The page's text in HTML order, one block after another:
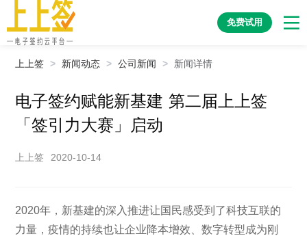
免费试用
上上签 > 新闻动态 > 公司新闻 > 新闻详情
电子签约赋能新基建 第二届上上签
「签引力大赛」启动
上上签 2020-10-14
2020年，新基建的深入推进让国民感受到了科技互联的
力量，疫情的持续也让企业降本增效、数字转型成为刚